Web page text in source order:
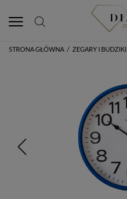
STRONA GŁÓWNA / ZEGARY I BUDZIKI